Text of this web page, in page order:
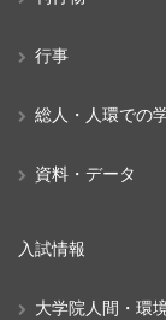
行事
総人・人環での
資料・データ
入試情報
大学院人間・環